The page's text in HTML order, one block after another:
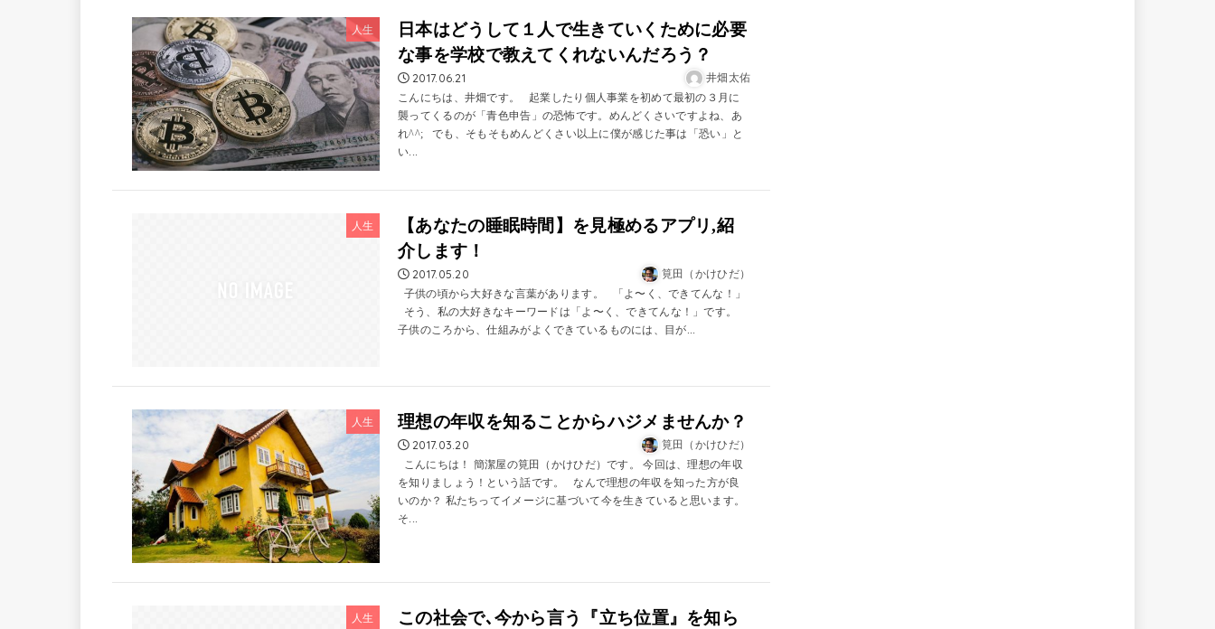
人生
日本はどうして１人で生きていくために必要
な事を学校で教えてくれないんだろう？
2017.06.21 井畑太佑
こんにちは、井畑です。 起業したり個人事業を初めて最初の３月に
襲ってくるのが「青色申告」の恐怖です。めんどくさいですよね、あ
れ^^; でも、そもそもめんどくさい以上に僕が感じた事は「恐い」と
い...
人生
【あなたの睡眠時間】を見極めるアプリ,紹
介します！
2017.05.20 筧田（かけひだ）
子供の頃から大好きな言葉があります。 「よ〜く、できてんな！」
そう、私の大好きなキーワードは「よ〜く、できてんな！」です。
子供のころから、仕組みがよくできているものには、目が...
人生 理想の年収を知ることからハジメませんか？
2017.03.20 筧田（かけひだ）
こんにちは！ 簡潔屋の筧田（かけひだ）です。 今回は、理想の年収
を知りましょう！という話です。 なんで理想の年収を知った方が良
いのか？ 私たちってイメージに基づいて今を生きていると思います。
そ...
人生
この社会で､今から言う『立ち位置』を知ら